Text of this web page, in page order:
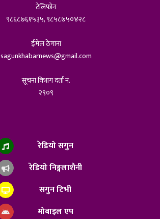
टेलिफोन
९८६८७६१५३५, ९८५८७५०४२८
ईमेल ठेगाना
sagunkhabarnews@gmail.com
सूचना विभाग दर्ता नं.
२९०९
रेडियो सगुन
रेडियो निङ्गलाशैनी
सगुन टिभी
मोबाइल एप